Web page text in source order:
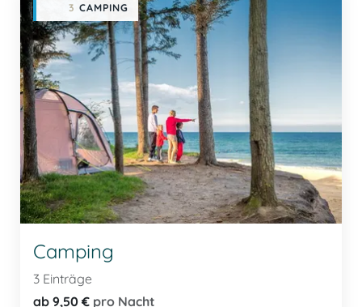
3 CAMPING
Camping
3 Einträge
ab 9,50 € pro Nacht